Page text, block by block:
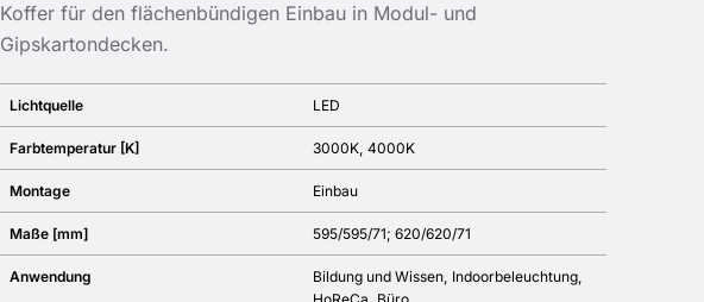
Koffer für den flächenbündigen Einbau in Modul- und
Gipskartondecken.
Lichtquelle LED
Farbtemperatur [K] 3000K 4000K
Montage Einbau
Maße [mm] 595/595/71; 620/620/71
Anwendung Bildung und Wissen Indoorbeleuchtung